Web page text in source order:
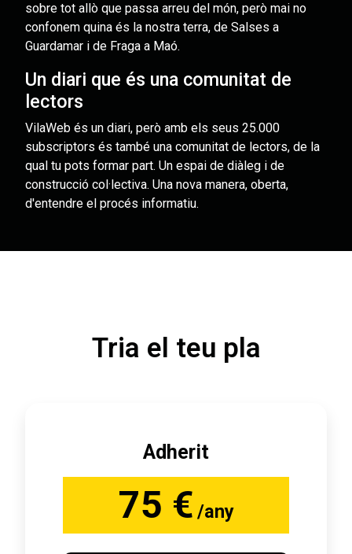
sobre tot allò que passa arreu del món, però mai no
confonem quina és la nostra terra, de Salses a
Guardamar i de Fraga a Maó.
Un diari que és una comunitat de
lectors
VilaWeb és un diari, però amb els seus 25.000
subscriptors és també una comunitat de lectors, de la
qual tu pots formar part. Un espai de diàleg i de
construcció col·lectiva. Una nova manera, oberta,
d'entendre el procés informatiu.
Tria el teu pla
Adherit
75 € /any